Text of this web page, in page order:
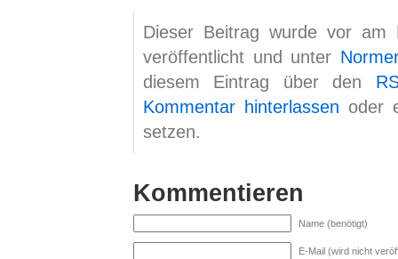
Dieser Beitrag wurde vor
veröffentlicht und unter
diesem Eintrag über den
Kommentar hinterlassen oder
setzen.
Kommentieren
Name (benötigt)
E-Mail (wird nicht